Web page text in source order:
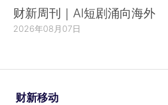
财新周刊｜AI短剧涌向海外
2026年08月07日
财新移动